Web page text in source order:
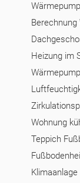
Heizung im
Wohnung
Teppich
Klimaanlage